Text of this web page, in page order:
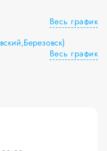
Весь график
Весь график